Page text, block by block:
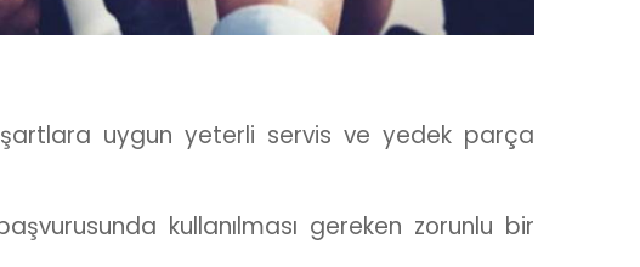
uygun yeterli servis ve yedek parça
kullanılması gereken zorunlu bir